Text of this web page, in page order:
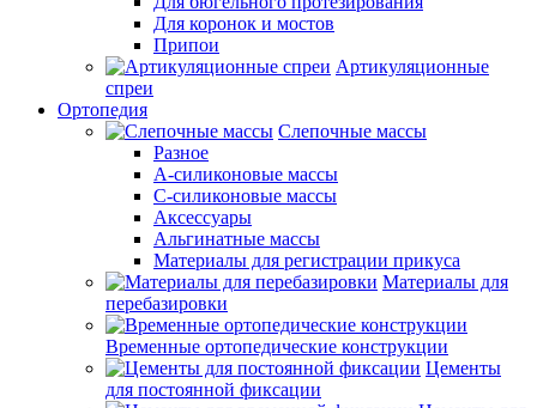
Для коронок и мостов
Припои
Артикуляционные
спреи
Ортопедия
Слепочные массы
Разное
А-силиконовые массы
С-силиконовые массы
Аксессуары
Альгинатные массы
Материалы для регистрации прикуса
Материалы для
перебазировки
Временные ортопедические конструкции
Цементы
для постоянной фиксации